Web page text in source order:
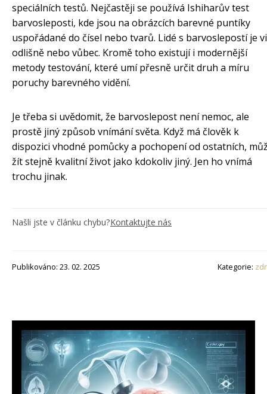
speciálních testů. Nejčastěji se používá Ishiharův test
barvosleposti, kde jsou na obrázcích barevné puntíky
uspořádané do čísel nebo tvarů. Lidé s barvoslepostí je
odlišně nebo vůbec. Kromě toho existují i modernější
metody testování, které umí přesně určit druh a míru
poruchy barevného vidění.
Je třeba si uvědomit, že barvoslepost není nemoc, ale
prostě jiný způsob vnímání světa. Když má člověk k
dispozici vhodné pomůcky a pochopení od ostatních,
žít stejně kvalitní život jako kdokoliv jiný. Jen ho vnímá
trochu jinak.
Našli jste v článku chybu?Kontaktujte nás
Publikováno: 23. 02. 2025 Kategorie: